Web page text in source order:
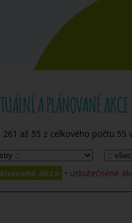
A PLÁNOVANÉ AKCE
261 až 55 z celkového počtu 55
akce • uskutečněné